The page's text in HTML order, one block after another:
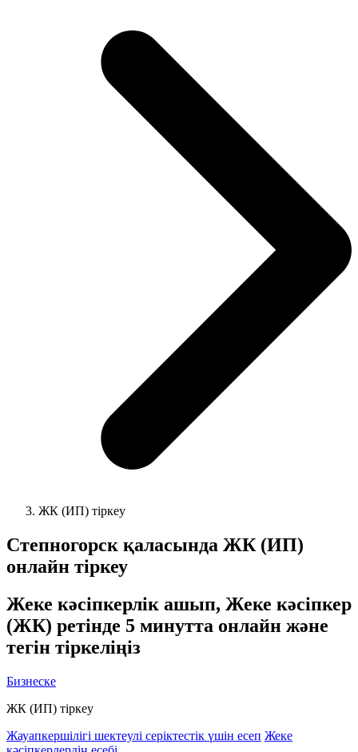
ЖК (ИП) тіркеу
Степногорск қаласында ЖК (ИП)
онлайн тіркеу
Жеке кәсіпкерлік ашып, Жеке кәсіпкер
(ЖК) ретінде 5 минутта онлайн және
тегін тіркеліңіз
Бизнеске
ЖК (ИП) тіркеу
Жауапкершілігі шектеулі серіктестік үшін есеп Жеке